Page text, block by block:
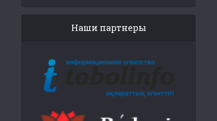
Наши партнеры